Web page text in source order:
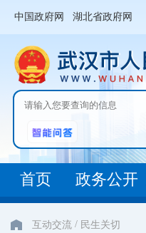
中国政府网 湖北省政府网
首页 政务公开
互动交流 / 民生关切